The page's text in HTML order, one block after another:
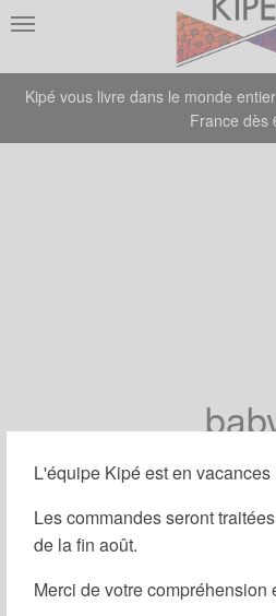
L'équipe Kipé est en vacances
Les commandes seront
de la fin août.
Merci de votre compréhension
Kipé vous livre dans le monde
France dès
Filtrer